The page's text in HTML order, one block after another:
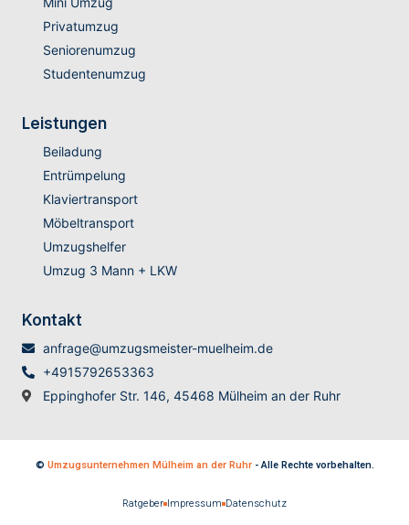
Privatumzug
Seniorenumzug
Studentenumzug
Leistungen
Beiladung
Entrümpelung
Klaviertransport
Möbeltransport
Umzugshelfer
Umzug 3 Mann + LKW
Kontakt
anfrage@umzugsmeister-muelheim.de
+4915792653363
Eppinghofer Str. 146, 45468 Mülheim an der Ruhr
© Umzugsunternehmen Mülheim an der Ruhr- Alle Rechte vorbehalten.
Ratgeber Impressum Datenschutz